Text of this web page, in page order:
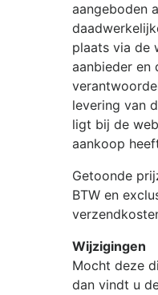
aangeboden
plaats via de
aanbieder en
levering van
ligt bij de
aankoop
Getoonde
BTW en
Wijzigingen
Mocht deze
dan vindt u